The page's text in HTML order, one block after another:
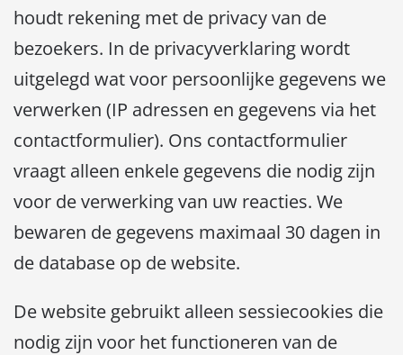
houdt rekening met de privacy van de
bezoekers. In de privacyverklaring wordt
uitgelegd wat voor persoonlijke gegevens we
verwerken (IP adressen en gegevens via het
contactformulier). Ons contactformulier
vraagt alleen enkele gegevens die nodig zijn
voor de verwerking van uw reacties. We
bewaren de gegevens maximaal 30 dagen in
de database op de website.
De website gebruikt alleen sessiecookies die
nodig zijn voor het functioneren van de